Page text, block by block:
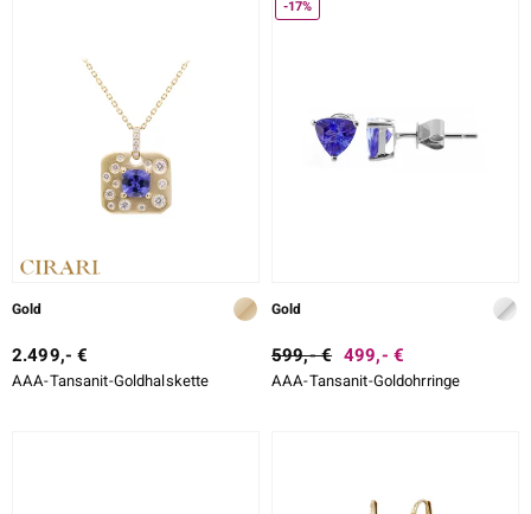
Gold
2.499,- €
AAA-Tansanit-Goldhalskette
-17%
Gold
599,- € 499,- €
AAA-Tansanit-Goldohrringe